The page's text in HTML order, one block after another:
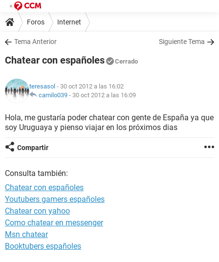
Foros Internet
Tema Anterior Siguiente Tema
Chatear con españoles Cerrado
teresasol - 30 oct 2012 a las 16:02
camilo039 - 30 oct 2012 a las 16:09
Hola, me gustaría poder chatear con gente de España ya que
soy Uruguaya y pienso viajar en los próximos dias
Compartir
Consulta también:
Chatear con españoles
Youtubers gamers españoles
Chatear con yahoo
Como chatear en messenger
Msn chatear
Booktubers españoles